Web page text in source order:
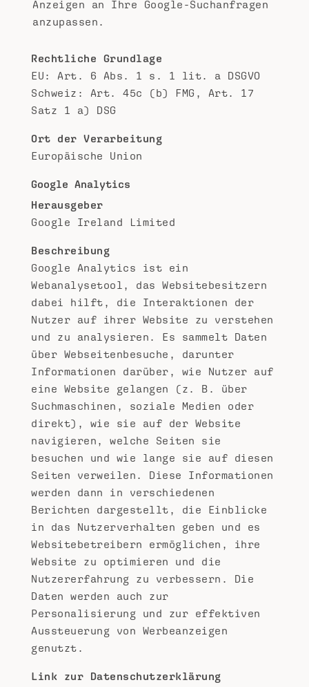
Anzeigen an Ihre Google-Suchanfragen
anzupassen.
Rechtliche Grundlage
EU: Art. 6 Abs. 1 s. 1 lit. a DSGVO
Schweiz: Art. 45c (b) FMG, Art. 17
Satz 1 a) DSG
Ort der Verarbeitung
Europäische Union
Google Analytics
Herausgeber
Google Ireland Limited
Beschreibung
Google Analytics ist ein
Webanalysetool, das Websitebesitzern
dabei hilft, die Interaktionen der
Nutzer auf ihrer Website zu verstehen
und zu analysieren. Es sammelt Daten
über Webseitenbesuche, darunter
Informationen darüber, wie Nutzer auf
eine Website gelangen (z. B. über
Suchmaschinen, soziale Medien oder
direkt), wie sie auf der Website
navigieren, welche Seiten sie
besuchen und wie lange sie auf diesen
Seiten verweilen. Diese Informationen
werden dann in verschiedenen
Berichten dargestellt, die Einblicke
in das Nutzerverhalten geben und es
Websitebetreibern ermöglichen, ihre
Website zu optimieren und die
Nutzererfahrung zu verbessern. Die
Daten werden auch zur
Personalisierung und zur effektiven
Aussteuerung von Werbeanzeigen
genutzt.
Link zur Datenschutzerklärung